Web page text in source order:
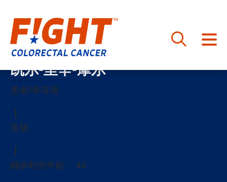
至凯尔-里辛-摩尔
患者/幸存者
直肠
确诊时的年龄： 44